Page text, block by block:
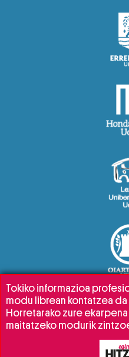
Tokiko informazioa
modu librean kontatzea
Horretarako zure
maitatzeko modurik